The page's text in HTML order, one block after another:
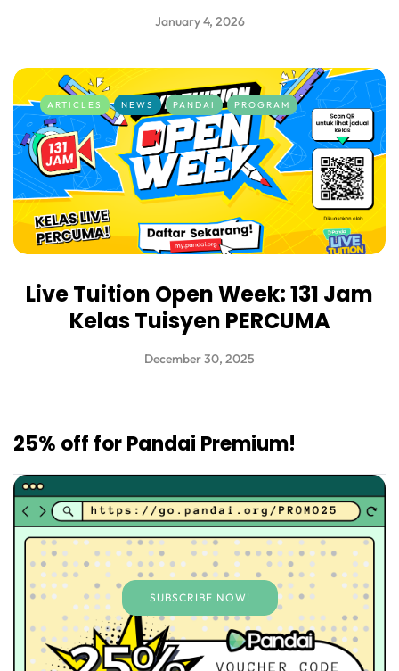
January 4, 2026
ARTICLES NEWS PANDAI PROGRAM
Live Tuition Open Week: 131 Jam
Kelas Tuisyen PERCUMA
December 30, 2025
25% off for Pandai Premium!
SUBSCRIBE NOW!